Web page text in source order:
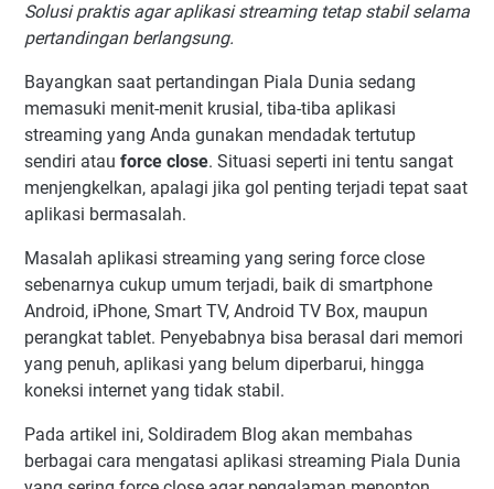
Kesimpulan
Solusi praktis agar aplikasi streaming tetap stabil selama
pertandingan berlangsung.
Bayangkan saat pertandingan Piala Dunia sedang
memasuki menit-menit krusial, tiba-tiba aplikasi
streaming yang Anda gunakan mendadak tertutup
sendiri atau force close. Situasi seperti ini tentu sangat
menjengkelkan, apalagi jika gol penting terjadi tepat saat
aplikasi bermasalah.
Masalah aplikasi streaming yang sering force close
sebenarnya cukup umum terjadi, baik di smartphone
Android, iPhone, Smart TV, Android TV Box, maupun
perangkat tablet. Penyebabnya bisa berasal dari memori
yang penuh, aplikasi yang belum diperbarui, hingga
koneksi internet yang tidak stabil.
Pada artikel ini, Soldiradem Blog akan membahas
berbagai cara mengatasi aplikasi streaming Piala Dunia